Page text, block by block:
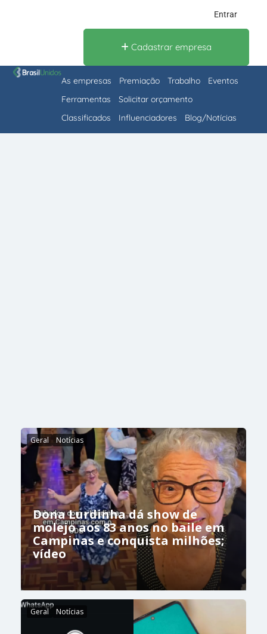
Entrar
Cadastrar empresa
As empresas Premiação Trabalho
Eventos
Ferramentas
Solicitar orçamento
Classificados
Influenciadores Blog/Notícias
Geral Notícias
Dona Lurdinha dá show de
molejo aos 83 anos no baile em
Campinas e conquista milhões;
vídeo
Geral Notícias